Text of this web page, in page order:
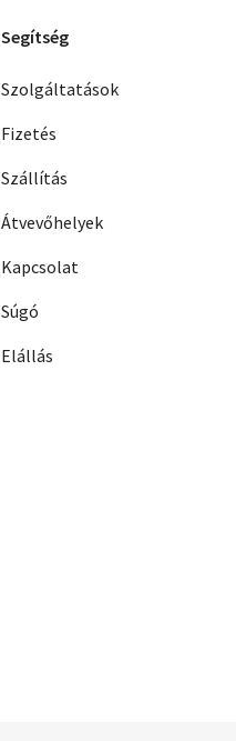
Segítség
Szolgáltatások
Fizetés
Szállítás
Átvevőhelyek
Kapcsolat
Súgó
Elállás